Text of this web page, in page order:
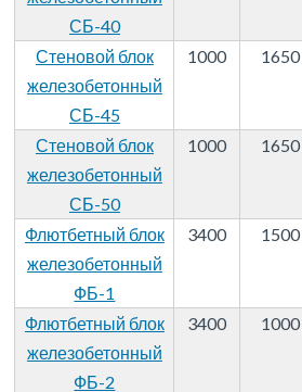
СБ-40
Стеновой блок
железобетонный
СБ-45
1000 1650
Стеновой блок
железобетонный
СБ-50
1000 1650
Флютбетный блок
железобетонный
ФБ-1
3400 1500
Флютбетный блок
железобетонный
ФБ-2
3400 1000